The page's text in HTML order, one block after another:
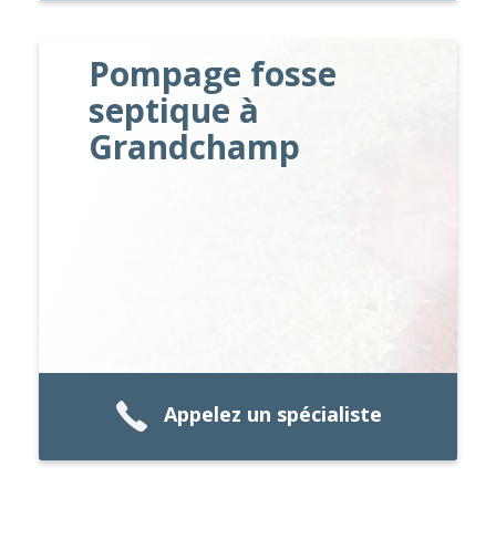
Pompage fosse
septique à
Grandchamp
Appelez un spécialiste